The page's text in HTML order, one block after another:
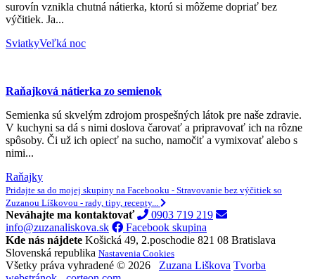
surovín vznikla chutná nátierka, ktorú si môžeme dopriať bez
výčitiek. Ja...
SviatkyVeľká noc
Raňajková nátierka zo semienok
Semienka sú skvelým zdrojom prospešných látok pre naše zdravie.
V kuchyni sa dá s nimi doslova čarovať a pripravovať ich na rôzne
spôsoby. Či už ich opiecť na sucho, namočiť a vymixovať alebo s
nimi...
Raňajky
Pridajte sa do mojej skupiny na Facebooku - Stravovanie bez výčitiek so
Zuzanou Líškovou - rady, tipy, recepty...
Neváhajte ma kontaktovať
0903 719 219
info@zuzanaliskova.sk
Facebook skupina
Kde nás nájdete Košická 49, 2.poschodie 821 08 Bratislava
Slovenská republika Nastavenia Cookies
Všetky práva vyhradené © 2026 Zuzana Liškova Tvorba